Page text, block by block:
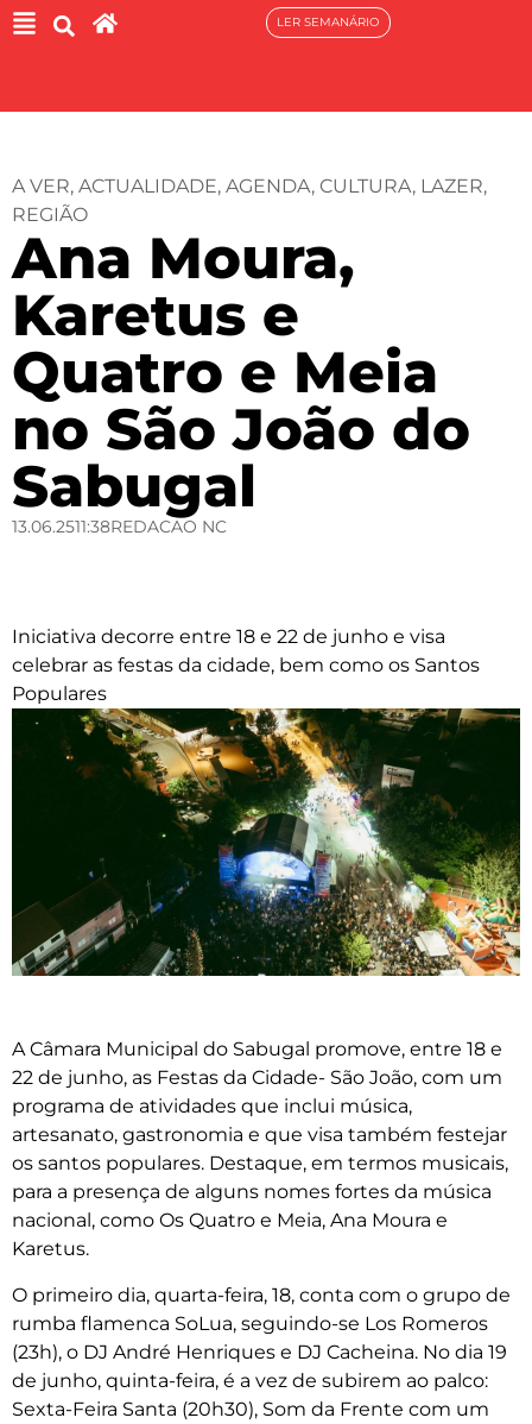
LER SEMANÁRIO
A VER, ACTUALIDADE, AGENDA, CULTURA, LAZER,
REGIÃO
Ana Moura,
Karetus e
Quatro e Meia
no São João do
Sabugal
13.06.2511:38REDACAO NC
Iniciativa decorre entre 18 e 22 de junho e visa
celebrar as festas da cidade, bem como os Santos
Populares
A Câmara Municipal do Sabugal promove, entre 18 e
22 de junho, as Festas da Cidade- São João, com um
programa de atividades que inclui música,
artesanato, gastronomia e que visa também festejar
os santos populares. Destaque, em termos musicais,
para a presença de alguns nomes fortes da música
nacional, como Os Quatro e Meia, Ana Moura e
Karetus.
O primeiro dia, quarta-feira, 18, conta com o grupo de
rumba flamenca SoLua, seguindo-se Los Romeros
(23h), o DJ André Henriques e DJ Cacheina. No dia 19
de junho, quinta-feira, é a vez de subirem ao palco:
Sexta-Feira Santa (20h30), Som da Frente com um